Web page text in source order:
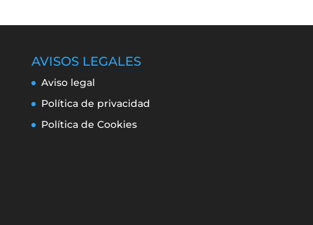
AVISOS LEGALES
Aviso legal
Política de privacidad
Política de Cookies